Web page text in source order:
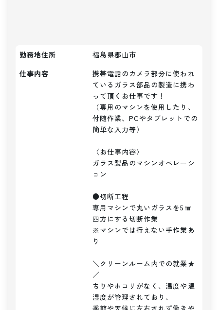
勤務地住所
福島県郡山市
仕事内容
携帯電話のカメラ部分に使われ
ているガラス部品の製造に携わ
って頂くお仕事です！
（専用のマシンを使用したり、
付随作業、PCやタブレットでの
簡単な入力等）
〈お仕事内容〉
ガラス製品のマシンオペレーシ
ョン
●切断工程
専用マシンで丸いガラスを5㎜
四方にする切断作業
※マシンでは行えない手作業あ
り
＼クリーンルーム内での就業★
／
ちりやホコリがなく、温度や温
湿度が管理されており、
季節や天候に左右されず働きや